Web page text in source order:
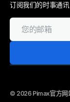
订阅我们的时事通
您
邮
© 2026 Pimax官方网